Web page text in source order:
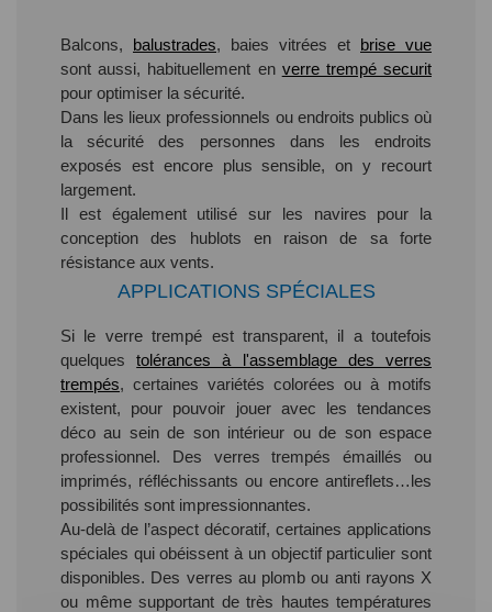
Balcons, balustrades, baies vitrées et brise vue
sont aussi, habituellement en verre trempé securit
pour optimiser la sécurité.
Dans les lieux professionnels ou endroits publics où
la sécurité des personnes dans les endroits
exposés est encore plus sensible, on y recourt
largement.
Il est également utilisé sur les navires pour la
conception des hublots en raison de sa forte
résistance aux vents.
APPLICATIONS SPÉCIALES
Si le verre trempé est transparent, il a toutefois
quelquestolérances à l'assemblage des verres
trempés, certaines variétés colorées ou à motifs
existent, pour pouvoir jouer avec les tendances
déco au sein de son intérieur ou de son espace
professionnel. Des verres trempés émaillés ou
imprimés, réfléchissants ou encore antireflets…les
possibilités sont impressionnantes.
Au-delà de l’aspect décoratif, certaines applications
spéciales qui obéissent à un objectif particulier sont
disponibles. Des verres au plomb ou anti rayons X
ou même supportant de très hautes températures